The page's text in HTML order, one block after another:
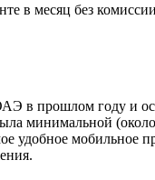
в месяц без
в прошлом году и
минимальной
удобное мобильное